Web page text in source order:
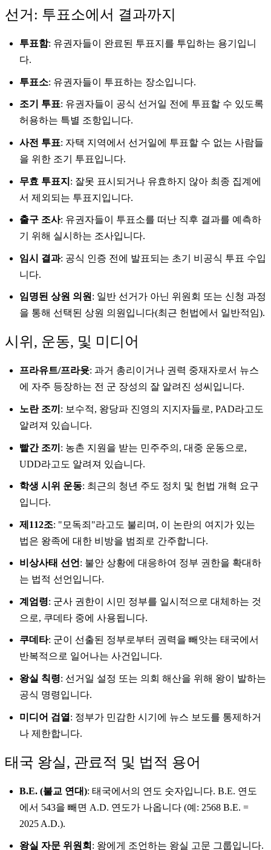
선거: 투표소에서 결과까지
투표함: 유권자들이 완료된 투표지를 투입하는 용기입니
다.
투표소: 유권자들이 투표하는 장소입니다.
조기 투표: 유권자들이 공식 선거일 전에 투표할 수 있도록
허용하는 특별 조항입니다.
사전 투표: 자택 지역에서 선거일에 투표할 수 없는 사람들
을 위한 조기 투표입니다.
무효 투표지 : 잘못 표시되거나 유효하지 않아 최종 집계에
서 제외되는 투표지입니다.
출구 조사: 유권자들이 투표소를 떠난 직후 결과를 예측하
기 위해 실시하는 조사입니다.
임시 결과: 공식 인증 전에 발표되는 초기 비공식 투표 수입
니다.
임명된 상원 의원 : 일반 선거가 아닌 위원회 또는 신청 과정
을 통해 선택된 상원 의원입니다(최근 헌법에서 일반적임).
시위, 운동, 및 미디어
프라유트/프라윳: 과거 총리이거나 권력 중재자로서 뉴스
에 자주 등장하는 전 군 장성의 잘 알려진 성씨입니다.
노란 조끼 : 보수적, 왕당파 진영의 지지자들로, PAD라고도
알려져 있습니다.
빨간 조끼 : 농촌 지원을 받는 민주주의, 대중 운동으로,
UDD라고도 알려져 있습니다.
학생 시위 운동: 최근의 청년 주도 정치 및 헌법 개혁 요구
입니다.
제112조: "모독죄"라고도 불리며, 이 논란의 여지가 있는
법은 왕족에 대한 비방을 범죄로 간주합니다.
비상사태 선언 : 불안 상황에 대응하여 정부 권한을 확대하
는 법적 선언입니다.
계엄령: 군사 권한이 시민 정부를 일시적으로 대체하는 것
으로, 쿠데타 중에 사용됩니다.
쿠데타: 군이 선출된 정부로부터 권력을 빼앗는 태국에서
반복적으로 일어나는 사건입니다.
왕실 칙령: 선거일 설정 또는 의회 해산을 위해 왕이 발하는
공식 명령입니다.
미디어 검열 : 정부가 민감한 시기에 뉴스 보도를 통제하거
나 제한합니다.
태국 왕실, 관료적 및 법적 용어
B.E. (불교 연대): 태국에서의 연도 숫자입니다. B.E. 연도
에서 543을 빼면 A.D. 연도가 나옵니다 (예: 2568 B.E. =
2025 A.D.).
왕실 자문 위원회 : 왕에게 조언하는 왕실 고문 그룹입니다.